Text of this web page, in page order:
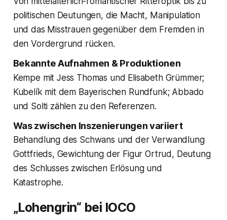
politischen Deutungen, die Macht, Manipulation
und das Misstrauen gegenüber dem Fremden in
den Vordergrund rücken.
Bekannte Aufnahmen & Produktionen
Kempe mit Jess Thomas und Elisabeth Grümmer;
Kubelík mit dem Bayerischen Rundfunk; Abbado
und Solti zählen zu den Referenzen.
Was zwischen Inszenierungen variiert
Behandlung des Schwans und der Verwandlung
Gottfrieds, Gewichtung der Figur Ortrud, Deutung
des Schlusses zwischen Erlösung und
Katastrophe.
„Lohengrin“ bei IOCO